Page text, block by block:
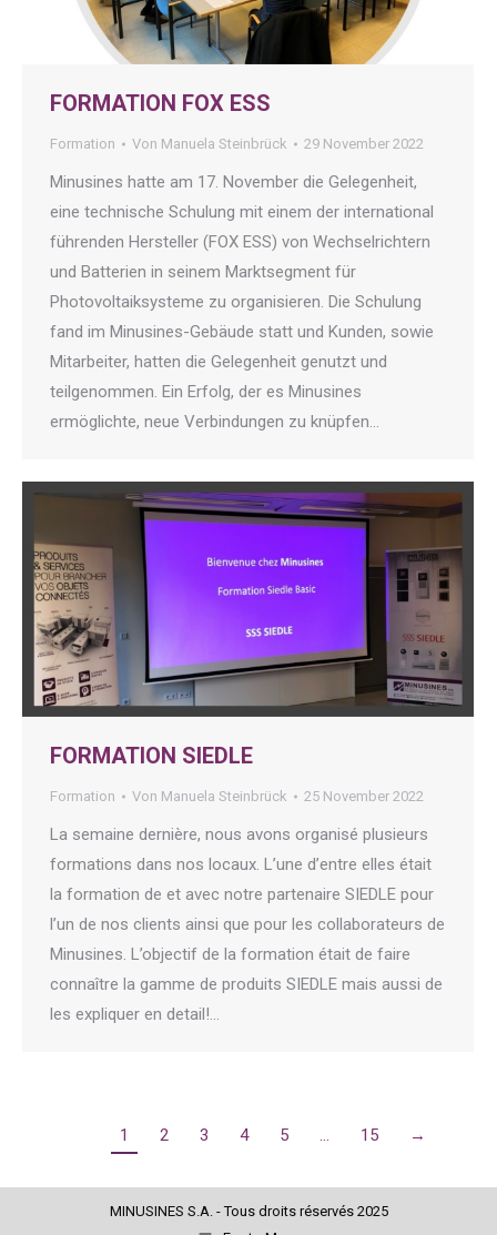
FORMATION FOX ESS
Formation Von Manuela Steinbrück 29 November 2022
Minusines hatte am 17. November die Gelegenheit,
eine technische Schulung mit einem der international
führenden Hersteller (FOX ESS) von Wechselrichtern
und Batterien in seinem Marktsegment für
Photovoltaiksysteme zu organisieren. Die Schulung
fand im Minusines-Gebäude statt und Kunden, sowie
Mitarbeiter, hatten die Gelegenheit genutzt und
teilgenommen. Ein Erfolg, der es Minusines
ermöglichte, neue Verbindungen zu knüpfen…
FORMATION SIEDLE
Formation Von Manuela Steinbrück 25 November 2022
La semaine dernière, nous avons organisé plusieurs
formations dans nos locaux. L’une d’entre elles était
la formation de et avec notre partenaire SIEDLE pour
l’un de nos clients ainsi que pour les collaborateurs de
Minusines. L’objectif de la formation était de faire
connaître la gamme de produits SIEDLE mais aussi de
les expliquer en detail!…
1 2 3 4 5 … 15 →
MINUSINES S.A. - Tous droits réservés 2025